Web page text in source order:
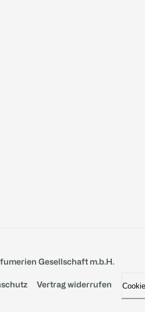
Gesellschaft m.b.H.
Vertrag widerrufen